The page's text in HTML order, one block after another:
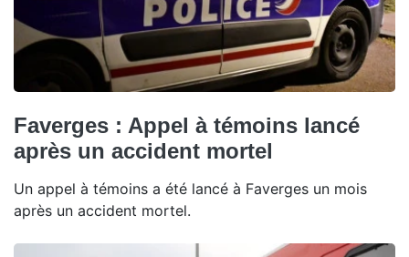
Faverges : Appel à témoins lancé
après un accident mortel
Un appel à témoins a été lancé à Faverges un mois
après un accident mortel.